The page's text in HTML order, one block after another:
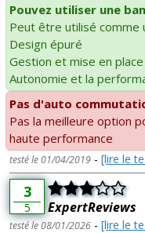
Pouvez utiliser une
Peut être utilisé comme
Design épuré
Gestion et mise en place
Autonomie et la
Pas d'auto
Pas la meilleure option
haute performance
testé le 01/04/2019 - [lire le
3
5 ExpertReviews
testé le 08/01/2026 - [lire le